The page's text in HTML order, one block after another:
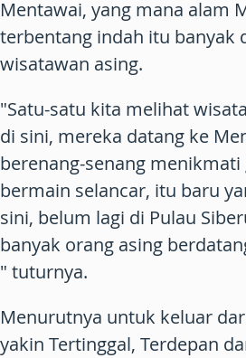
Mentawai, yang mana alam
terbentang indah itu banyak
wisatawan asing.
"Satu-satu kita melihat
di sini, mereka datang ke
berenang-senang
bermain selancar, itu baru
sini, belum lagi di Pulau
banyak orang asing
" tuturnya.
Menurutnya untuk keluar
yakin Tertinggal, Terdepan